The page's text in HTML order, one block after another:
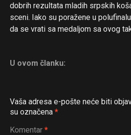
dobrih rezultata mladih srpskih
sceni. Iako su poražene u
da se vrati sa medaljom sa ovog
U ovom članku:
Vaša adresa e-pošte neće biti
su označena *
Komentar *